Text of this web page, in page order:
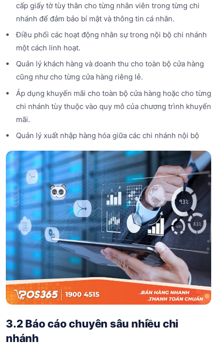
cấp giấy tờ tùy thân cho từng nhân viên trong từng chi
nhánh để đảm bảo bí mật và thông tin cá nhân.
Điều phối các hoạt động nhân sự trong nội bộ chi nhánh
một cách linh hoạt.
Quản lý khách hàng và doanh thu cho toàn bộ cửa hàng
cũng như cho từng cửa hàng riêng lẻ.
Áp dụng khuyến mãi cho toàn bộ cửa hàng hoặc cho từng
chi nhánh tùy thuộc vào quy mô của chương trình khuyến
mãi.
Quản lý xuất nhập hàng hóa giữa các chi nhánh nội bộ
3.2 Báo cáo chuyên sâu nhiều chi
nhánh